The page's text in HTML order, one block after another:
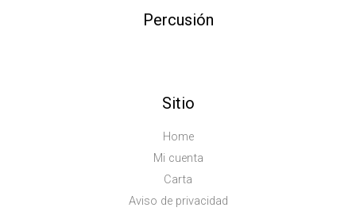
Percusión
Sitio
Home
Mi cuenta
Carta
Aviso de privacidad